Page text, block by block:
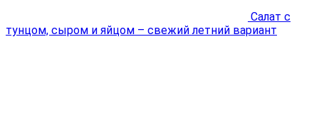
Cалат с
тунцом, сыром и яйцом – свежий летний вариант